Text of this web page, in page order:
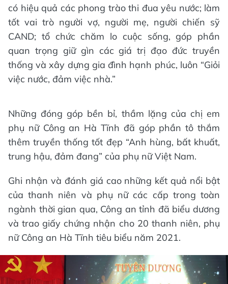
có hiệu quả các phong trào thi đua yêu nước; làm
tốt vai trò người vợ, người mẹ, người chiến sỹ
CAND; tổ chức chăm lo cuộc sống, góp phần
quan trọng giữ gìn các giá trị đạo đức truyền
thống và xây dựng gia đình hạnh phúc, luôn “Giỏi
việc nước, đảm việc nhà.”
Những đóng góp bền bỉ, thầm lặng của chị em
phụ nữ Công an Hà Tĩnh đã góp phần tô thắm
thêm truyền thống tốt đẹp “Anh hùng, bất khuất,
trung hậu, đảm đang” của phụ nữ Việt Nam.
Ghi nhận và đánh giá cao những kết quả nổi bật
của thanh niên và phụ nữ các cấp trong toàn
ngành thời gian qua, Công an tỉnh đã biểu dương
và trao giấy chứng nhận cho 20 thanh niên, phụ
nữ Công an Hà Tĩnh tiêu biểu năm 2021.